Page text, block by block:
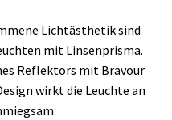
Lichtästhetik sind
mit Linsenprisma.
Reflektors mit Bravour
wirkt die Leuchte an